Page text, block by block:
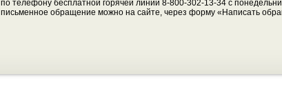
по телефону бесплатной горячей линии 8-800-302-13-34 с
письменное обращение можно на сайте, через форму «Написать